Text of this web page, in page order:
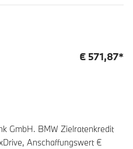
€ 571,87*
GmbH. BMW Zielratenkredit
Anschaffungswert €